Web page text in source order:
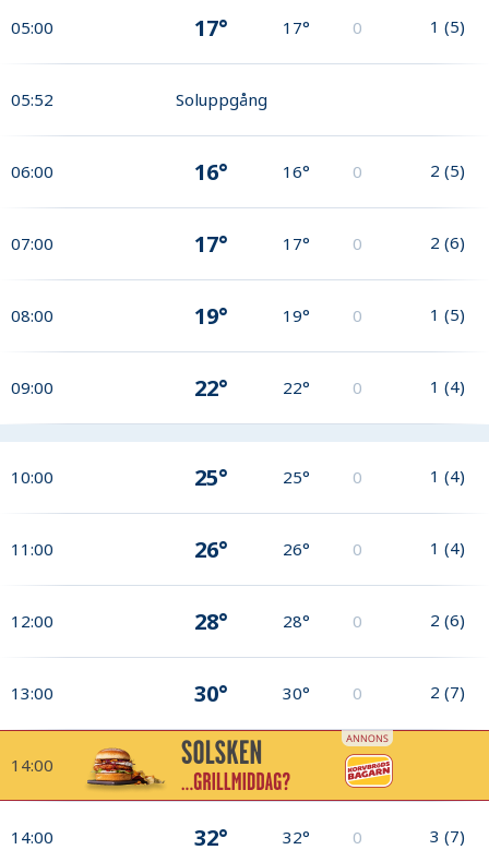
05:00 17° 17° 0 1 (5)
05:52 Soluppgång
06:00 16° 16° 0 2 (5)
07:00 17° 17° 0 2 (6)
08:00 19° 19° 0 1 (5)
09:00 22° 22° 0 1 (4)
10:00 25° 25° 0 1 (4)
11:00 26° 26° 0 1 (4)
12:00 28° 28° 0 2 (6)
13:00 30° 30° 0 2 (7)
14:00
14:00 32° 32° 0 3 (7)